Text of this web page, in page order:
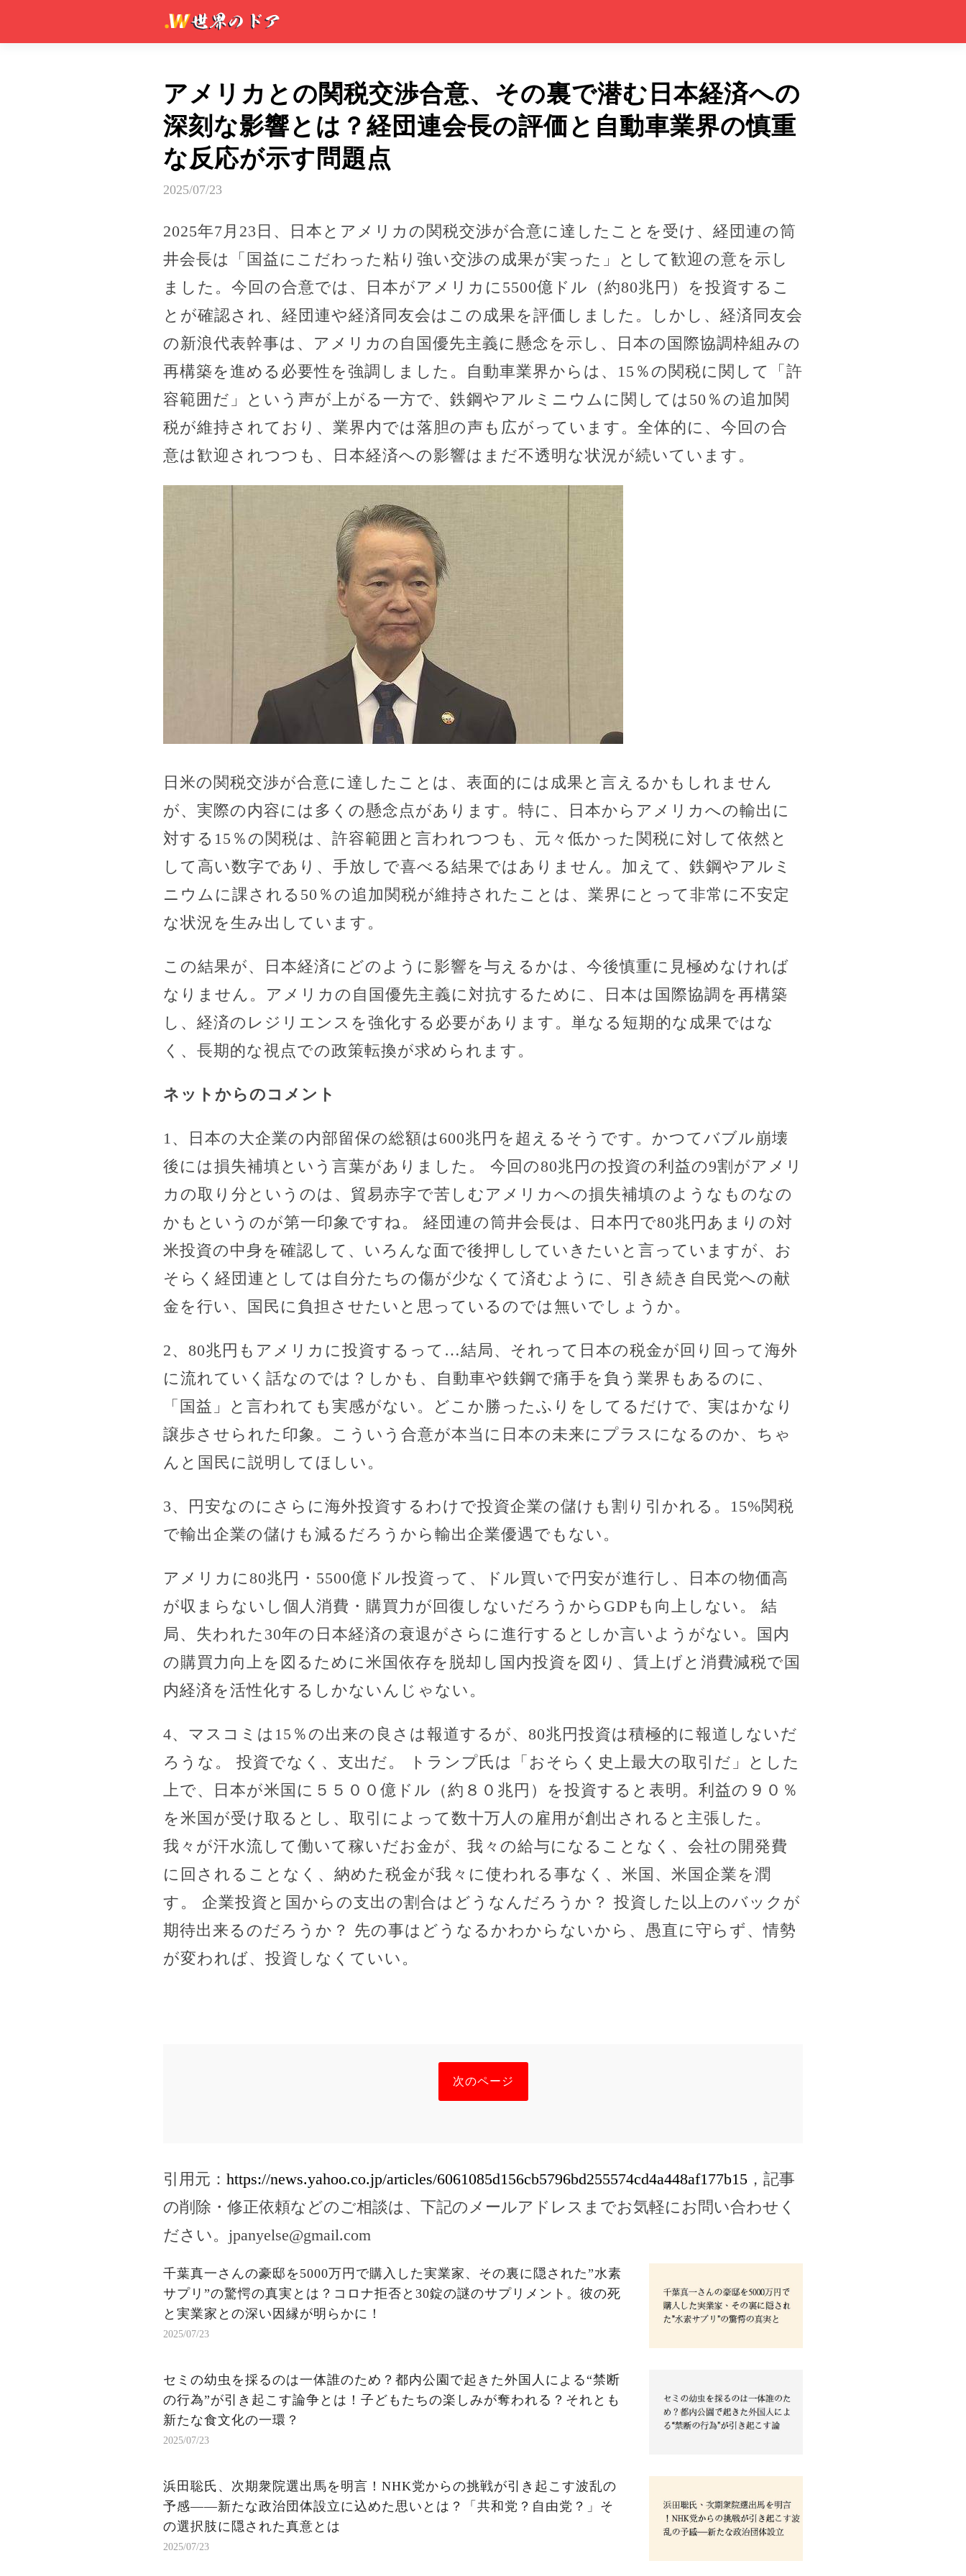
アメリカとの関税交渉合意、その裏で潜む日本経済への
深刻な影響とは？経団連会長の評価と自動車業界の慎重
な反応が示す問題点
2025/07/23
2025年7月23日、日本とアメリカの関税交渉が合意に達したことを受け、経団連の筒
井会長は「国益にこだわった粘り強い交渉の成果が実った」として歓迎の意を示し
ました。今回の合意では、日本がアメリカに5500億ドル（約80兆円）を投資するこ
とが確認され、経団連や経済同友会はこの成果を評価しました。しかし、経済同友会
の新浪代表幹事は、アメリカの自国優先主義に懸念を示し、日本の国際協調枠組みの
再構築を進める必要性を強調しました。自動車業界からは、15％の関税に関して「許
容範囲だ」という声が上がる一方で、鉄鋼やアルミニウムに関しては50％の追加関
税が維持されており、業界内では落胆の声も広がっています。全体的に、今回の合
意は歓迎されつつも、日本経済への影響はまだ不透明な状況が続いています。
日米の関税交渉が合意に達したことは、表面的には成果と言えるかもしれません
が、実際の内容には多くの懸念点があります。特に、日本からアメリカへの輸出に
対する15％の関税は、許容範囲と言われつつも、元々低かった関税に対して依然と
して高い数字であり、手放しで喜べる結果ではありません。加えて、鉄鋼やアルミ
ニウムに課される50％の追加関税が維持されたことは、業界にとって非常に不安定
な状況を生み出しています。
この結果が、日本経済にどのように影響を与えるかは、今後慎重に見極めなければ
なりません。アメリカの自国優先主義に対抗するために、日本は国際協調を再構築
し、経済のレジリエンスを強化する必要があります。単なる短期的な成果ではな
く、長期的な視点での政策転換が求められます。
ネットからのコメント
1、日本の大企業の内部留保の総額は600兆円を超えるそうです。かつてバブル崩壊
後には損失補填という言葉がありました。 今回の80兆円の投資の利益の9割がアメリ
カの取り分というのは、貿易赤字で苦しむアメリカへの損失補填のようなものなの
かもというのが第一印象ですね。 経団連の筒井会長は、日本円で80兆円あまりの対
米投資の中身を確認して、いろんな面で後押ししていきたいと言っていますが、お
そらく経団連としては自分たちの傷が少なくて済むように、引き続き自民党への献
金を行い、国民に負担させたいと思っているのでは無いでしょうか。
2、80兆円もアメリカに投資するって…結局、それって日本の税金が回り回って海外
に流れていく話なのでは？しかも、自動車や鉄鋼で痛手を負う業界もあるのに、
「国益」と言われても実感がない。どこか勝ったふりをしてるだけで、実はかなり
譲歩させられた印象。こういう合意が本当に日本の未来にプラスになるのか、ちゃ
んと国民に説明してほしい。
3、円安なのにさらに海外投資するわけで投資企業の儲けも割り引かれる。15%関税
で輸出企業の儲けも減るだろうから輸出企業優遇でもない。
アメリカに80兆円・5500億ドル投資って、ドル買いで円安が進行し、日本の物価高
が収まらないし個人消費・購買力が回復しないだろうからGDPも向上しない。 結
局、失われた30年の日本経済の衰退がさらに進行するとしか言いようがない。国内
の購買力向上を図るために米国依存を脱却し国内投資を図り、賃上げと消費減税で国
内経済を活性化するしかないんじゃない。
4、マスコミは15％の出来の良さは報道するが、80兆円投資は積極的に報道しないだ
ろうな。 投資でなく、支出だ。 トランプ氏は「おそらく史上最大の取引だ」とした
上で、日本が米国に５５００億ドル（約８０兆円）を投資すると表明。利益の９０％
を米国が受け取るとし、取引によって数十万人の雇用が創出されると主張した。
我々が汗水流して働いて稼いだお金が、我々の給与になることなく、会社の開発費
に回されることなく、納めた税金が我々に使われる事なく、米国、米国企業を潤
す。 企業投資と国からの支出の割合はどうなんだろうか？ 投資した以上のバックが
期待出来るのだろうか？ 先の事はどうなるかわからないから、愚直に守らず、情勢
が変われば、投資しなくていい。
次のページ
引用元： https://news.yahoo.co.jp/articles/6061085d156cb5796bd255574cd4a448af177b15 ，記事
の削除・修正依頼などのご相談は、下記のメールアドレスまでお気軽にお問い合わせく
ださい。 jpanyelse@gmail.com
千葉真一さんの豪邸を5000万円で購入した実業家、その裏に隠された”水素
サプリ”の驚愕の真実とは？コロナ拒否と30錠の謎のサプリメント。彼の死
と実業家との深い因縁が明らかに！
2025/07/23
セミの幼虫を採るのは一体誰のため？都内公園で起きた外国人による“禁断
の行為”が引き起こす論争とは！子どもたちの楽しみが奪われる？それとも
新たな食文化の一環？
2025/07/23
浜田聡氏、次期衆院選出馬を明言！NHK党からの挑戦が引き起こす波乱の
予感——新たな政治団体設立に込めた思いとは？「共和党？自由党？」そ
の選択肢に隠された真意とは
2025/07/23